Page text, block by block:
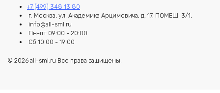
+7 (499) 348 13 80
г. Москва, ул. Академика Арцимовича, д. 17, ПОМЕЩ. 3/1,
info@all-sml.ru
Пн-пт 09:00 - 20:00
Сб 10:00 - 19:00
© 2026 all-sml.ru Все права защищены.